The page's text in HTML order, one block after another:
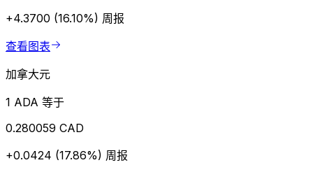
+4.3700 (16.10%) 周报
查看图表
加拿大元
1 ADA 等于
0.280059 CAD
+0.0424 (17.86%) 周报